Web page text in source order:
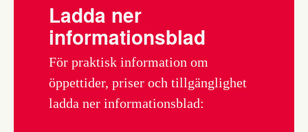
Ladda ner
informationsblad
För praktisk information om
öppettider, priser och tillgänglighet
ladda ner informationsblad: